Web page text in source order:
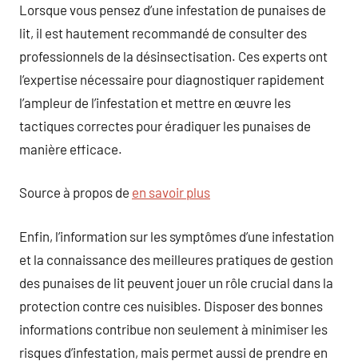
Lorsque vous pensez d’une infestation de punaises de
lit, il est hautement recommandé de consulter des
professionnels de la désinsectisation. Ces experts ont
l’expertise nécessaire pour diagnostiquer rapidement
l’ampleur de l’infestation et mettre en œuvre les
tactiques correctes pour éradiquer les punaises de
manière efficace.
Source à propos de en savoir plus
Enfin, l’information sur les symptômes d’une infestation
et la connaissance des meilleures pratiques de gestion
des punaises de lit peuvent jouer un rôle crucial dans la
protection contre ces nuisibles. Disposer des bonnes
informations contribue non seulement à minimiser les
risques d’infestation, mais permet aussi de prendre en